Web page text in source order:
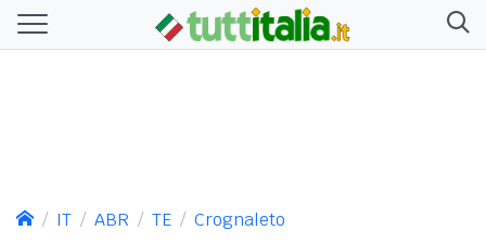
IT ABR TE Crognaleto